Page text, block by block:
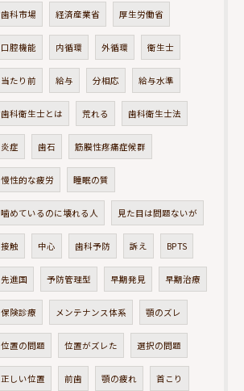
歯科市場 経済産業省 厚生労働省
口腔機能 内循環 外循環 衛生士
当たり前 給与 分相応 給与水準
歯科衛生士とは 荒れる 歯科衛生士法
炎症 歯石 筋膜性疼痛症候群
慢性的な疲労 睡眠の質
噛めているのに壊れる人 見た目は問題ないが
接触 中心 歯科予防 訴え BPTS
先進国 予防管理型 早期発見 早期治療
保険診療 メンテナンス体系 顎のズレ
位置の問題 位置がズレた 選択の問題
正しい位置 前歯 顎の疲れ 首こり